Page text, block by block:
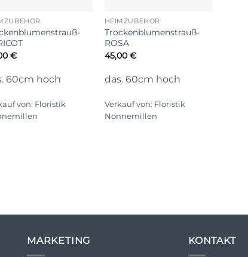
€
60cm hoch
von: Floristik
HEIMZUBEHÖR
Trockenblumenstrauß-
ROSA
45,00€
das. 60cm hoch
Verkauf von: Floristik
Nonnemillen
MARKETING KONTAKT